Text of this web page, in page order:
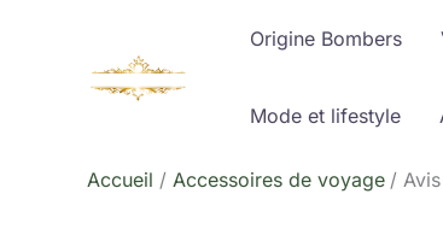
Origine Bombers
Mode et lifestyle
Accueil Accessoires de voyage